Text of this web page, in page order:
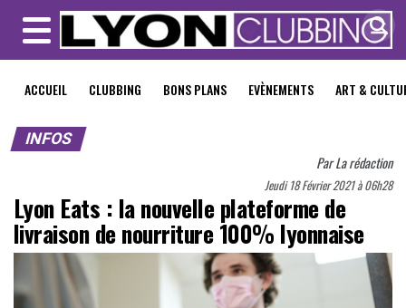
MENU
ACCUEIL CLUBBING BONS PLANS EVÈNEMENTS ART &
INFOS
ParLa rédaction
Jeudi 18 Février 2021 à 06h28
Lyon Eats : la nouvelle plateforme de
livraison de nourriture 100% lyonnaise